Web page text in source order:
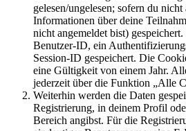
gelesen/ungelesen; sofern du
Informationen über deine
nicht angemeldet bist)
Benutzer-ID, ein
Session-ID gespeichert. Die
eine Gültigkeit von einem Jahr.
jederzeit über die Funktion „Alle
Weiterhin werden die Daten
Registrierung, in deinem Profil
Bereich angibst. Für die